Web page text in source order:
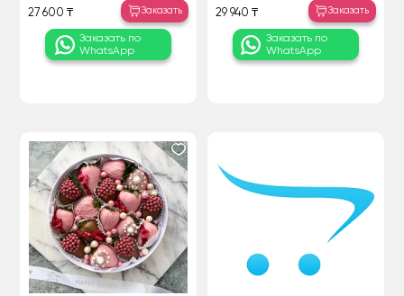
27 600 ₸ Заказать
Заказать по
WhatsApp
29 940 ₸ Заказать
Заказать по
WhatsApp